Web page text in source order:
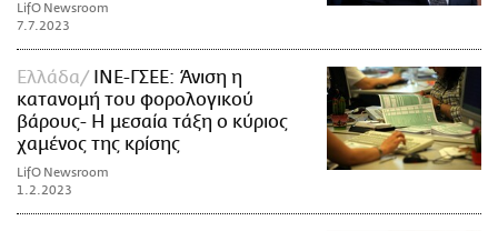
LifO Newsroom
7.7.2023
Ελλάδα
ΙΝΕ-ΓΣΕΕ: Άνιση η
κατανομή του φορολογικού
βάρους- Η μεσαία τάξη ο κύριος
χαμένος της κρίσης
LifO Newsroom
1.2.2023